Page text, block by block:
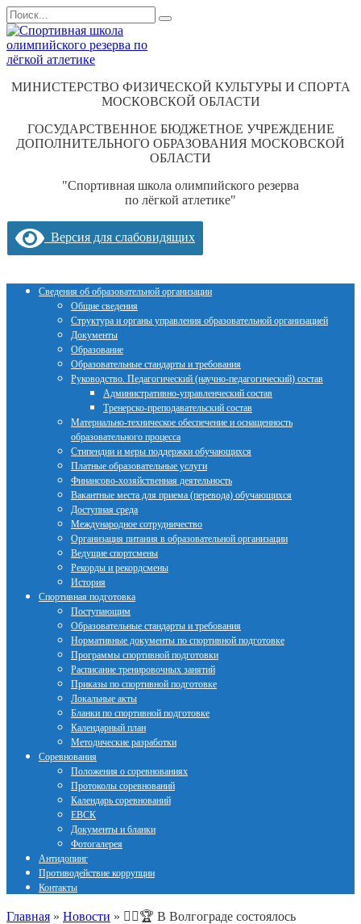
Перейти
к
содержанию
Search
for:
МИНИСТЕРСТВО ФИЗИЧЕСКОЙ КУЛЬТУРЫ И СПОРТА
МОСКОВСКОЙ ОБЛАСТИ
ГОСУДАРСТВЕННОЕ БЮДЖЕТНОЕ УЧРЕЖДЕНИЕ
ДОПОЛНИТЕЛЬНОГО ОБРАЗОВАНИЯ МОСКОВСКОЙ
ОБЛАСТИ
"Спортивная школа олимпийского резерва
по лёгкой атлетике"
Версия для слабовидящих
Сведения об образовательной организации
Общие сведения
Структура и органы управления образовательной организацией
Документы
Образование
Образовательные стандарты и требования
Руководство. Педагогический (научно-педагогический) состав
Административно-управленческий состав
Тренерско-преподавательский состав
Материально-техническое обеспечение и оснащенность
образовательного процесса
Стипендии и меры поддержки обучающихся
Платные образовательные услуги
Финансово-хозяйственная деятельность
Вакантные места для приема (перевода) обучающихся
Доступная среда
Международное сотрудничество
Организация питания в образовательной организации
Ведущие спортсмены
Рекорды и рекордсмены
История
Спортивная подготовка
Поступающим
Образовательные стандарты и требования
Нормативные документы по спортивной подготовке
Программы спортивной подготовки
Расписание тренировочных занятий
Приказы по спортивной подготовке
Локальные акты
Бланки по спортивной подготовке
Календарный план
Методические разработки
Соревнования
Положения о соревнованиях
Протоколы соревнований
Календарь соревнований
ЕВСК
Документы и бланки
Фотогалерея
Антидопинг
Противодействие коррупции
Контакты
Главная » Новости » 🏃‍♂️🏆 В Волгограде состоялось